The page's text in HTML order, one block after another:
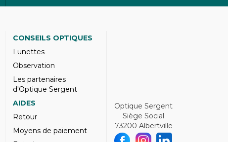
CONSEILS OPTIQUES
Lunettes
Observation
Les partenaires
d'Optique Sergent
AIDES
Retour
Moyens de paiement
Optique Sergent
Siège Social
73200 Albertville